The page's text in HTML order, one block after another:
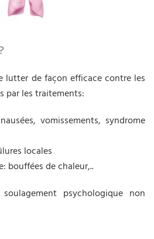
lutter de façon efficace contre les
par les traitements:
vomissements, syndrome
locales
bouffées de chaleur,..
psychologique non